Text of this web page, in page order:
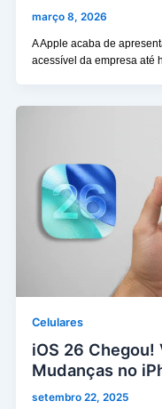
março 8, 2026
A Apple acaba de
acessível da empresa até
Celulares
iOS 26 Chegou!
Mudanças no
setembro 22, 2025